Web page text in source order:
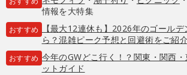
情報を大特集
おすすめ
【最大12連休も】2026年のゴール
ら？混雑ピーク予想と回避術をご紹介
おすすめ 今年のGWどこ行く！？関東・関西
ットガイド